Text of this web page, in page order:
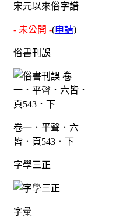
宋元以來俗字譜
- 未公開 -(申請)
俗書刊誤
卷一．平聲．六
皆．頁543．下
字學三正
字彙